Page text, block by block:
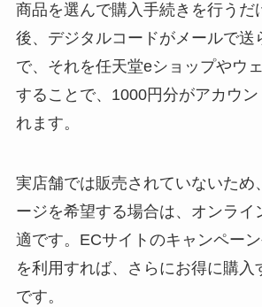
商品を選んで購入手続きを行うだ
後、デジタルコードがメールで送
で、それを任天堂eショップやウ
することで、1000円分がアカウン
れます。
実店舗では販売されていないため
ージを希望する場合は、オンライ
適です。ECサイトのキャンペー
を利用すれば、さらにお得に購入
です。